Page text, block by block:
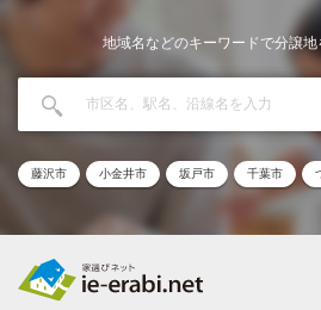
地域名などのキーワードで分譲地
藤沢市 小金井市 坂戸市 千葉市